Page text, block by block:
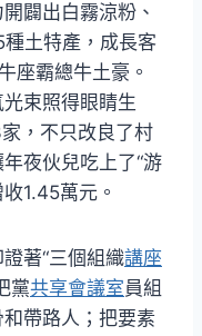
闢出白霧涼粉、
土特產，成長客
座霸總牛土豪。
束照得眼睛生
，不只改良了村
夜伙兒吃上了“游
1.45萬元。
著“三個組織講座
黨共享會議室員組
帶路人；把要素